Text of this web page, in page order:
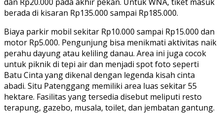
berada di kisaran Rp135.000 sampai Rp185.000.
Biaya parkir mobil sekitar Rp10.000 sampai Rp15.000 dan
motor Rp5.000. Pengunjung bisa menikmati aktivitas naik
perahu dayung atau keliling danau. Area ini juga cocok
untuk piknik di tepi air dan menjadi spot foto seperti
Batu Cinta yang dikenal dengan legenda kisah cinta
abadi. Situ Patenggang memiliki area luas sekitar 55
hektare. Fasilitas yang tersedia disebut meliputi resto
terapung, gazebo, musala, toilet, dan jembatan gantung.